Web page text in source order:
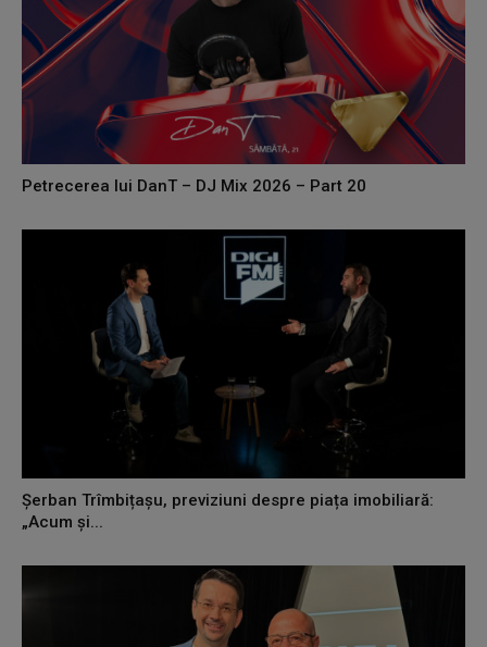
Petrecerea lui DanT – DJ Mix 2026 – Part 20
Șerban Trîmbițașu, previziuni despre piața imobiliară:
„Acum și...